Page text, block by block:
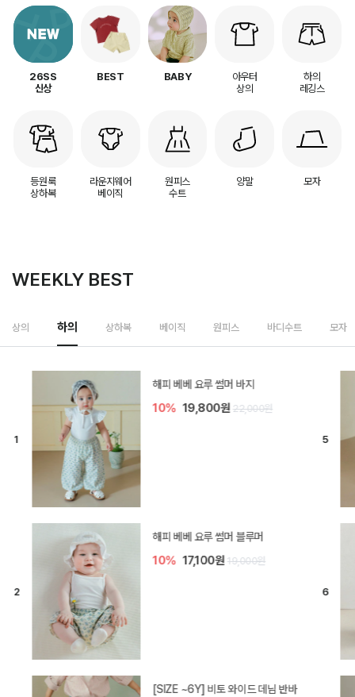
26SS
신상
BEST BABY
아우터
상의
하의
레깅스
등원룩
상하복
라운지웨어
베이직
원피스
수트
양말 모자
WEEKLY BEST
상의 하의 상하복 베이직 원피스 바디수트 모자
[SIZE ~6Y] 델린 린넨 바지
10% 21,600원 24,000원
듀이 아기 바지
10% 17,100원 19,000원
[SIZE ~6Y] 라핀 카프리 팬츠